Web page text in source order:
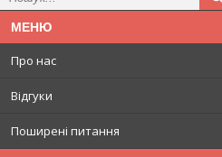
Про нас
Відгуки
Поширені питання